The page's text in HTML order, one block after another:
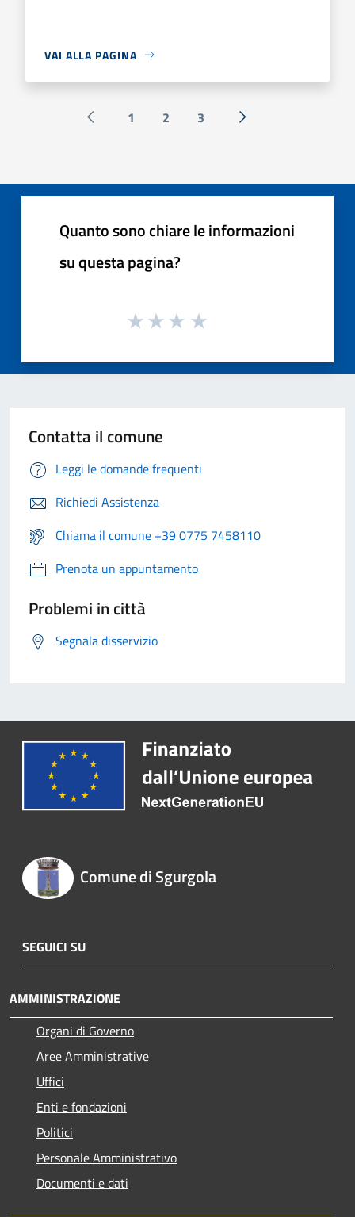
VAI ALLA PAGINA
Pagina precedente
1 2 3 Successiva »
Quanto sono chiare le informazioni
su questa pagina?
Contatta il comune
Leggi le domande frequenti
Richiedi Assistenza
Chiama il comune +39 0775 7458110
Prenota un appuntamento
Problemi in città
Segnala disservizio
Comune di Sgurgola
SEGUICI SU
AMMINISTRAZIONE
Organi di Governo
Aree Amministrative
Uffici
Enti e fondazioni
Politici
Personale Amministrativo
Documenti e dati